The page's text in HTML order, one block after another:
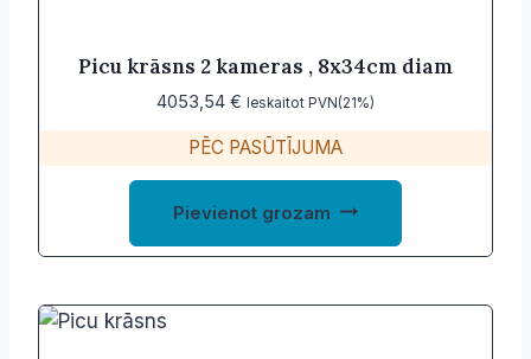
Picu krāsns 2 kameras , 8x34cm diam
4053,54 € Ieskaitot PVN(21%)
PĒC PASŪTĪJUMA
Pievienot grozam